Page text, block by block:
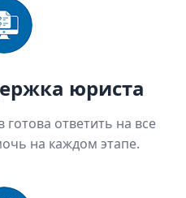
юриста
ответить на все
на каждом этапе.